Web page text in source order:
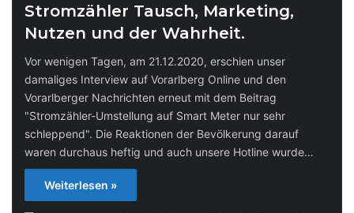
Stromzähler Tausch, Marketing,
Nutzen und der Wahrheit.
Vor wenigen Tagen, am 21.12.2020, erschien unser
damaliges Interview auf Vorarlberg Online und den
Vorarlberger Nachrichten erneut mit dem Beitrag
"Stromzähler-Umstellung auf Smart Meter nur sehr
schleppend". Die Reaktionen der Bevölkerung darauf
waren durchaus heftig und auch unsere Hotline wurde…
Weiterlesen »